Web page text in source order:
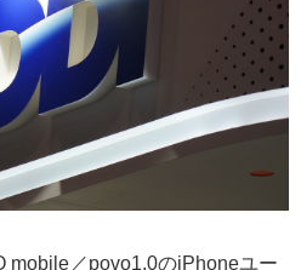
mobile／povo1.0のiPhoneユー